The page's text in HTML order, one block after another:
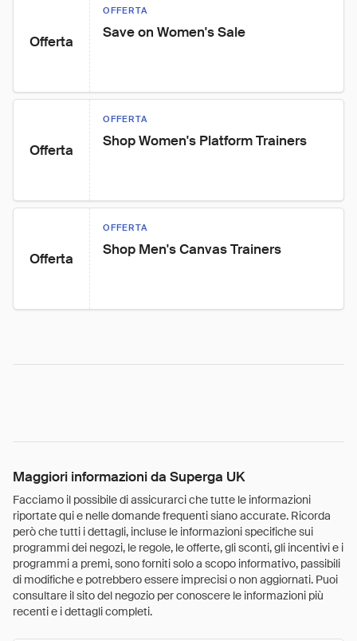
Offerta
OFFERTA
Save on Women's Sale
Offerta
OFFERTA
Shop Women's Platform Trainers
Offerta
OFFERTA
Shop Men's Canvas Trainers
Maggiori informazioni da Superga UK
Facciamo il possibile di assicurarci che tutte le informazioni
riportate qui e nelle domande frequenti siano accurate. Ricorda
però che tutti i dettagli, incluse le informazioni specifiche sui
programmi dei negozi, le regole, le offerte, gli sconti, gli incentivi e i
programmi a premi, sono forniti solo a scopo informativo, passibili
di modifiche e potrebbero essere imprecisi o non aggiornati. Puoi
consultare il sito del negozio per conoscere le informazioni più
recenti e i dettagli completi.